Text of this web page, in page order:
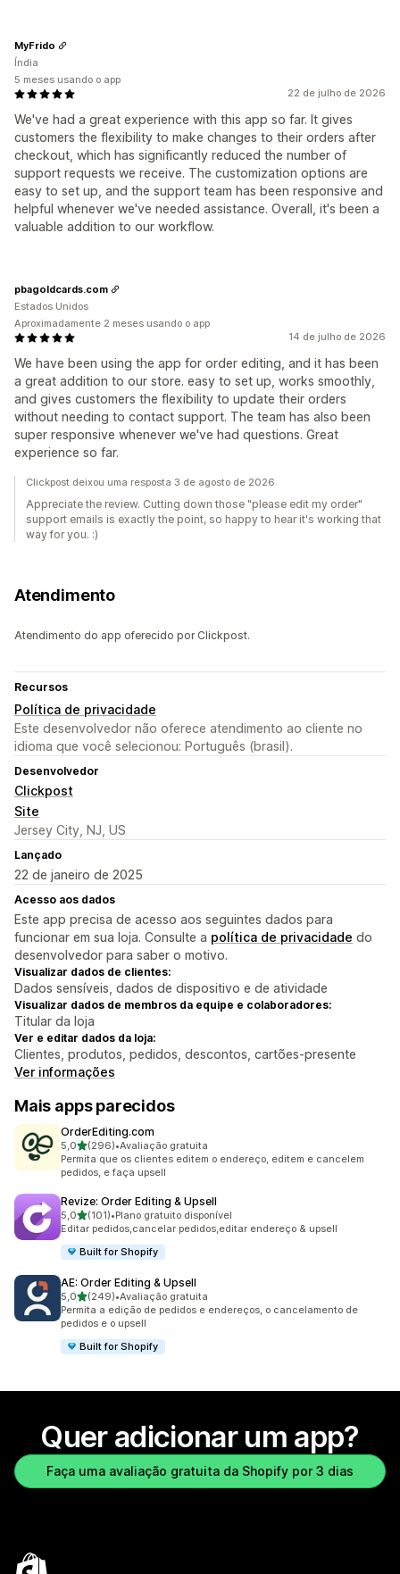
22 de julho de 2026
We've had a great experience with this app so far. It gives
customers the flexibility to make changes to their orders after
checkout, which has significantly reduced the number of
support requests we receive. The customization options are
easy to set up, and the support team has been responsive and
helpful whenever we've needed assistance. Overall, it's been a
valuable addition to our workflow.
MyFrido
Índia
5 meses usando o app
14 de julho de 2026
We have been using the app for order editing, and it has been
a great addition to our store. easy to set up, works smoothly,
and gives customers the flexibility to update their orders
without needing to contact support. The team has also been
super responsive whenever we've had questions. Great
experience so far.
pbagoldcards.com
Estados Unidos
Aproximadamente 2 meses usando o app
Clickpost deixou uma resposta 3 de agosto de 2026
Appreciate the review. Cutting down those "please edit my order"
support emails is exactly the point, so happy to hear it's working that
way for you. :)
Atendimento
Atendimento do app oferecido por Clickpost.
Recursos
Política de privacidade
Este desenvolvedor não oferece atendimento ao cliente no
idioma que você selecionou: Português (brasil).
Desenvolvedor
Clickpost
Site
Jersey City, NJ, US
Lançado
22 de janeiro de 2025
Acesso aos dados
Este app precisa de acesso aos seguintes dados para
funcionar em sua loja. Consulte a política de privacidade do
desenvolvedor para saber o motivo.
Visualizar dados de clientes:
Dados sensíveis, dados de dispositivo e de atividade
Visualizar dados de membros da equipe e colaboradores:
Titular da loja
Ver e editar dados da loja:
Clientes, produtos, pedidos, descontos, cartões-presente
Ver informações
Mais apps parecidos
OrderEditing.com
5,0de 5 estrelas
(296)
296 avaliações ao todo
•Avaliação gratuita
Permita que os clientes editem o endereço, editem e cancelem
pedidos, e faça upsell
Revize: Order Editing & Upsell
5,0de 5 estrelas
(101)
101 avaliações ao todo
•Plano gratuito disponível
Editar pedidos,cancelar pedidos,editar endereço & upsell
Built for Shopify
AE: Order Editing & Upsell
5,0de 5 estrelas
(249)
249 avaliações ao todo
•Avaliação gratuita
Permita a edição de pedidos e endereços, o cancelamento de
pedidos e o upsell
Built for Shopify
Quer adicionar um app?
Faça uma avaliação gratuita da Shopify por 3 dias